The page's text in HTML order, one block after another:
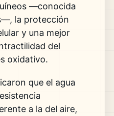
—conocida
la protección
y una mejor
del
oxidativo.
que el agua
a la del aire,